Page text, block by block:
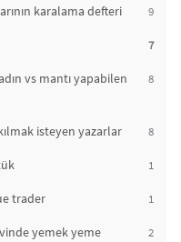
karalama defteri 9
7
vs mantı yapabilen
8
isteyen yazarlar 8
1
trader 1
yemek yeme
2